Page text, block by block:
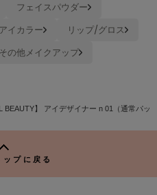
フェイスパウダー
アイカラー
リップ/グロス
その他メイクアップ
BEAUTY】 アイデザイナー n 01（通常パッ
プに戻る